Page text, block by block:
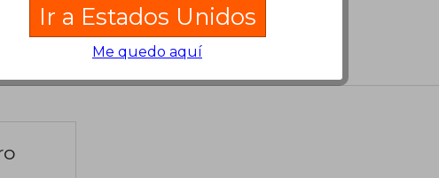
tu propia evaluación.
Ir a Estados Unidos
Me quedo aquí